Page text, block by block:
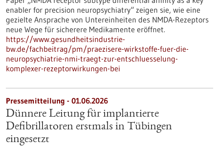
enabler for precision neuropsychiatry“ zeigen sie, wie eine
gezielte Ansprache von Untereinheiten des NMDA-Rezeptors
neue Wege für sicherere Medikamente eröffnet.
https://www.gesundheitsindustrie-
bw.de/fachbeitrag/pm/praezisere-wirkstoffe-fuer-die-
neuropsychiatrie-nmi-traegt-zur-entschluesselung-
komplexer-rezeptorwirkungen-bei
Pressemitteilung - 01.06.2026
Dünnere Leitung für implantierte
Defibrillatoren erstmals in Tübingen
eingesetzt